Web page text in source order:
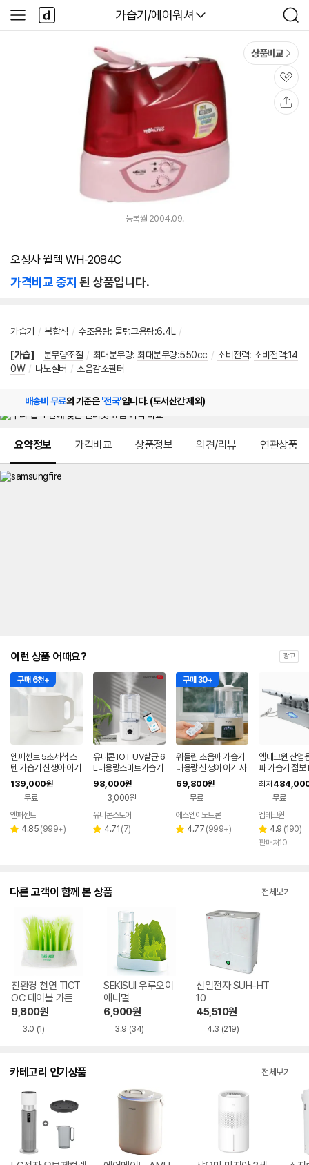
다나와
가습기/에어워셔
검
색
사
이
다
나
와
상품비교
관
심
등록월 2004.09.
오성사 월텍 WH-2084C
가격비교 중지 된 상품입니다.
가습기 / 복합식 / 수조용량: 물탱크용량:6.4L /
[가습] 분무량조절 / 최대분무량: 최대분무량:550cc / 소비전력: 소비전력:14
0W / 나노실버 / 소음감소필터
배송비 무료의 기준은'전국'입니다. (도서산간 제외)
요약정보 가격비교 상품정보 의견/리뷰 연관상품
이런 상품 어때요? 광고
구매 6천+
엔퍼센트 5초세척 스
텐 가습기 신생아 아기
가습기 화이트
139,000원
무료
엔퍼센트
별 4.85 리
(999+)
유니콘 IOT UV살균 6
L대용량스마트가습기
IOT 앱연동 WIFI어플
연동 리모컨지원 TL-
HM60V
98,000원
3,000원
유니콘스토어
별 4.71 리
(7)
구매 30+
위들린 초음파 가습기
대용량 신생아 아기 사
무실 통세척 가정용 무
소음
69,800원
무료
에스엠이노트론
별 4.77 리
(999+)
엠테크윈 산업
파 가습기 점
01A
최저
무료
엠테크윈
별
점
4.9 리
뷰
(190)
판매처10
다른 고객이 함께 본 상품 전체보기
친환경 천연 TICT
OC 테이블 가든
9,800원
3.0 (1)
SEKISUI 우루오이
애니멀
6,900원
3.9 (34)
신일전자 SUH-HT
10
45,510원
4.3 (219)
카테고리 인기상품 전체보기